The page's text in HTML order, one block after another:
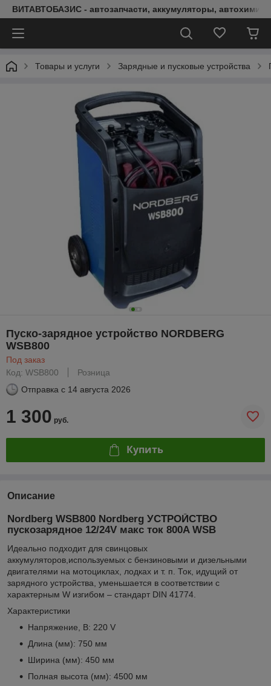
ВИТАВТОБАЗИС - автозапчасти, аккумуляторы, автохимия,
Товары и услуги Зарядные и пусковые устройства
Пуско-зарядное устройство NORDBERG
WSB800
Под заказ
Код: WSB800
Розница
Отправка с 14 августа 2026
1 300 руб.
Купить
Описание
Nordberg WSB800 Nordberg УСТРОЙСТВО
пускозарядное 12/24V макс ток 800A WSB
Идеально подходит для свинцовых
аккумуляторов,используемых с бензиновыми и дизельными
двигателями на мотоциклах, лодках и т. п. Ток, идущий от
зарядного устройства, уменьшается в соответствии с
характерным W изгибом – стандарт DIN 41774.
Характеристики
Напряжение, В: 220 V
Длина (мм): 750 мм
Ширина (мм): 450 мм
Полная высота (мм): 4500 мм